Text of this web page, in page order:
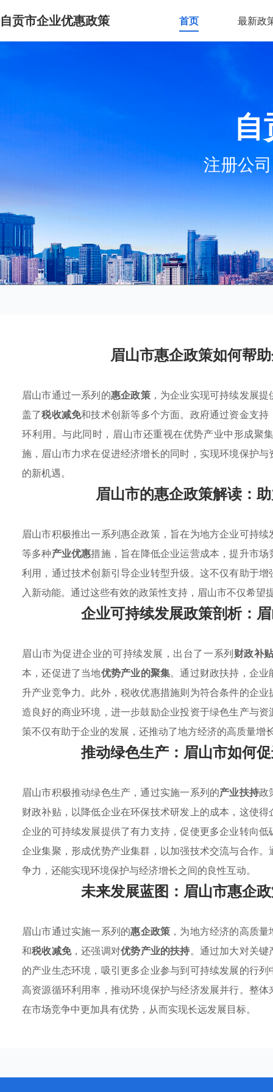
自贡市企业优惠政策 首页 最新政
注册公
眉山市惠企政策如何帮
眉山市通过一系列的惠企政策，为企业实现可持续发展
盖了税收减免和技术创新等多个方面。政府通过资金支
环利用。与此同时，眉山市还重视在优势产业中形成聚
施，眉山市力求在促进经济增长的同时，实现环境保护
的新机遇。
眉山市的惠企政策解读：
眉山市积极推出一系列惠企政策，旨在为地方企业可持
等多种产业优惠措施，旨在降低企业运营成本，提升市
利用，通过技术创新引导企业转型升级。这不仅有助于
入新动能。通过这些有效的政策性支持，眉山市不仅希
企业可持续发展政策剖析：
眉山市为促进企业的可持续发展，出台了一系列财政补
本，还促进了当地优势产业的聚集。通过财政扶持，企
升产业竞争力。此外，税收优惠措施则为符合条件的企
造良好的商业环境，进一步鼓励企业投资于绿色生产与
策不仅有助于企业的发展，还推动了地方经济的高质量增
推动绿色生产：眉山市如何
眉山市积极推动绿色生产，通过实施一系列的产业扶持政
财政补贴，以降低企业在环保技术研发上的成本，这使
企业的可持续发展提供了有力支持，促使更多企业转向
企业集聚，形成优势产业集群，以加强技术交流与合作
争力，还能实现环境保护与经济增长之间的良性互动。
未来发展蓝图：眉山市惠企
眉山市通过实施一系列的惠企政策 ，为地方经济的高质
和税收减免，还强调对优势产业的扶持。通过加大对关
的产业生态环境，吸引更多企业参与到可持续发展的行
高资源循环利用率，推动环境保护与经济发展并行。整
在市场竞争中更加具有优势，从而实现长远发展目标。